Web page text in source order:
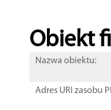
Obiekt
Nazwa obiektu:
Adres URI zasobu